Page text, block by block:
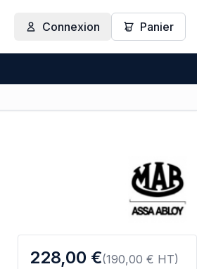
Connexion Panier
228,00 €(190,00 € HT)